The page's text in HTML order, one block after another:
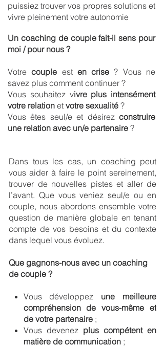
puissiez trouver vos propres solutions et
vivre pleinement votre autonomie
Un coaching de couple fait-il sens pour
moi / pour nous ?
Votre couple est en crise ? Vous ne
savez plus comment continuer ?
Vous souhaitez vivre plus intensément
votre relation et votre sexualité ?
Vous êtes seul/e et désirez construire
une relation avec un/e partenaire ?
Dans tous les cas, un coaching peut
vous aider à faire le point sereinement,
trouver de nouvelles pistes et aller de
l’avant. Que vous veniez seul/e ou en
couple, nous abordons ensemble votre
question de manière globale en tenant
compte de vos besoins et du contexte
dans lequel vous évoluez.
Que gagnons-nous avec un coaching
de couple ?
Vous développez une meilleure
compréhension de vous-même et
de votre partenaire ;
Vous devenez plus compétent en
matière de communication;